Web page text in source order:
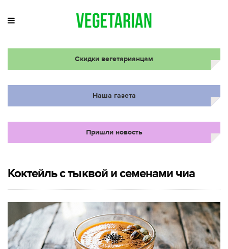
Скидки вегетарианцам
Наша газета
Пришли новость
Коктейль с тыквой и семенами чиа